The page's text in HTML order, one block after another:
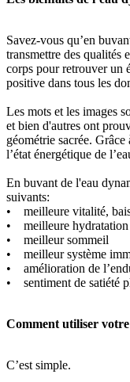
Savez-vous qu’en
transmettre des qualités
corps pour retrouver un
positive dans tous les
Les mots et les images
et bien d'autres ont
géométrie sacrée.
l’état énergétique de
En buvant de l'eau
suivants:
• meilleure vitalité,
• meilleure hydratation
• meilleur sommeil
• meilleur système
• amélioration de
• sentiment de satiété
Comment utiliser
C’est simple.